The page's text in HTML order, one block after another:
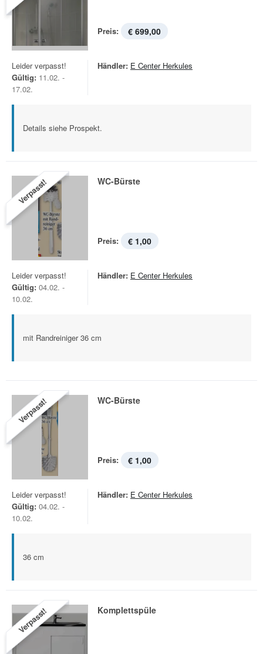
Preis: € 699,00
Leider verpasst!
Gültig: 11.02. -
17.02.
Händler: E Center Herkules
Details siehe Prospekt.
Verpasst! WC-Bürste
Preis: € 1,00
Leider verpasst!
Gültig: 04.02. -
10.02.
Händler: E Center Herkules
mit Randreiniger 36 cm
Verpasst! WC-Bürste
Preis: € 1,00
Leider verpasst!
Gültig: 04.02. -
10.02.
Händler: E Center Herkules
36 cm
Verpasst! Komplettspüle